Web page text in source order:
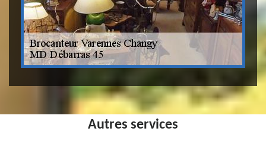
Autres services